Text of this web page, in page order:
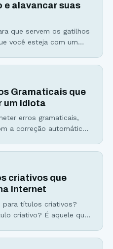
e alavancar suas
que servem os gatilhos
você esteja com um
dúvida sobre qual
Gramaticais que
um idiota
erros gramaticais,
a correção automática
e que, mesmo
liberdade profissional
criativos que
internet
para títulos criativos?
criativo? É aquele que
que pesa